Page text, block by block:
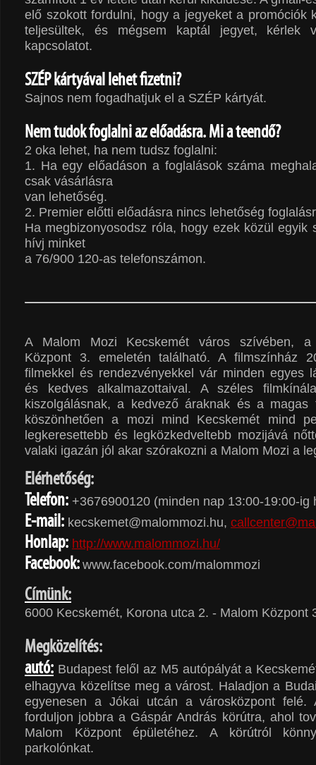
elő szokott fordulni, hogy a jegyeket a promóciók
teljesültek, és mégsem kaptál jegyet, kérlek
kapcsolatot.
SZÉP kártyával lehet fizetni?
Sajnos nem fogadhatjuk el a SZÉP kártyát.
Nem tudok foglalni az előadásra. Mi a teendő?
2 oka lehet, ha nem tudsz foglalni:
1. Ha egy előadáson a foglalások száma
csak vásárlásra
van lehetőség.
2. Premier előtti előadásra nincs lehetőség
Ha megbizonyosodsz róla, hogy ezek közül egyik
hívj minket
a 76/900 120-as telefonszámon.
A Malom Mozi Kecskemét város szívében, a
Központ 3. emeletén található. A filmszínház
filmekkel és rendezvényekkel vár minden egyes
és kedves alkalmazottaival. A széles
kiszolgálásnak, a kedvező áraknak és a magas
köszönhetően a mozi mind Kecskemét mind
legkeresettebb és legközkedveltebb mozijává
valaki igazán jól akar szórakozni a Malom Mozi a
Elérhetőség:
Telefon: +3676900120 (minden nap 13:00-19:00-ig
E-mail: kecskemet@malommozi.hu,
Honlap: http://www.malommozi.hu/
Facebook:www.facebook.com/malommozi
Címünk:
6000 Kecskemét, Korona utca 2. - Malom Központ
Megközelítés:
autó: Budapest felől az M5 autópályát a
elhagyva közelítse meg a várost. Haladjon a
egyenesen a Jókai utcán a városközpont felé.
forduljon jobbra a Gáspár András körútra, ahol
Malom Központ épületéhez. A körútról
parkolónkat.